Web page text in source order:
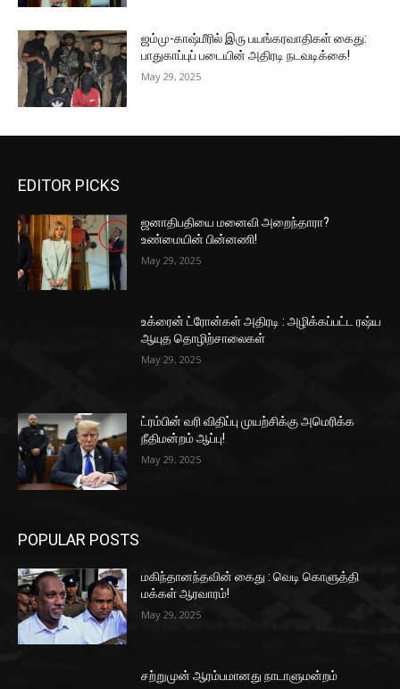
ஜம்மு-காஷ்மீரில் இரு பயங்கரவாதிகள் கைது:
பாதுகாப்புப் படையின் அதிரடி நடவடிக்கை!
May 29, 2025
EDITOR PICKS
ஜனாதிபதியை மனைவி அறைந்தாரா?
உண்மையின் பின்னணி!
May 29, 2025
உக்ரைன் ட்ரோன்கள் அதிரடி : அழிக்கப்பட்ட ரஷ்ய
ஆயுத தொழிற்சாலைகள்
May 29, 2025
ட்ரம்பின் வரி விதிப்பு முயற்சிக்கு அமெரிக்க
நீதிமன்றம் ஆப்பு!
May 29, 2025
POPULAR POSTS
மகிந்தானந்தவின் கைது : வெடி கொளுத்தி
மக்கள் ஆரவாரம்!
May 29, 2025
சற்றுமுன் ஆரம்பமானது நாடாளுமன்றம்